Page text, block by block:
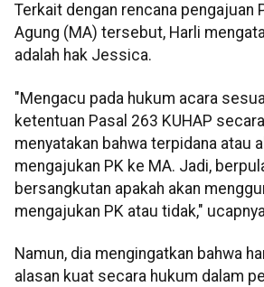
Terkait dengan rencana pengajuan
Agung (MA) tersebut, Harli
adalah hak Jessica.
"Mengacu pada hukum acara
ketentuan Pasal 263 KUHAP
menyatakan bahwa terpidana atau
mengajukan PK ke MA. Jadi,
bersangkutan apakah akan
mengajukan PK atau tidak,"
Namun, dia mengingatkan bahwa
alasan kuat secara hukum dalam